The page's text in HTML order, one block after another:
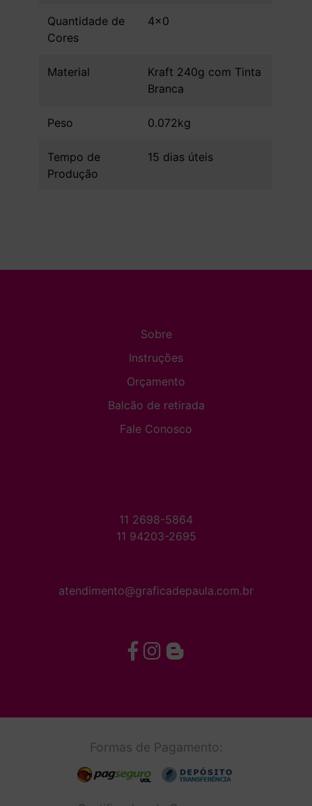
Quantidade de
Cores
4x0
Material
Kraft 240g com Tinta
Branca
Peso 0.072kg
Tempo de
Produção
15 dias úteis
Sobre
Instruções
Orçamento
Balcão de retirada
Fale Conosco
11 2698-5864
11 94203-2695
atendimento@graficadepaula.com.br
Formas de Pagamento: